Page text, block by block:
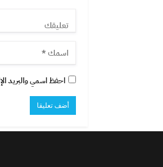
احفظ اسمي والبريد